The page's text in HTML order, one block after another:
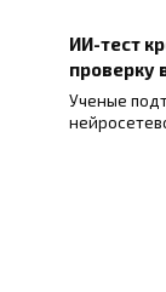
ИИ-тест
проверку
Ученые